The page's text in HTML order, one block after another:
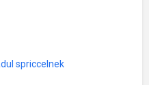
spriccelnek